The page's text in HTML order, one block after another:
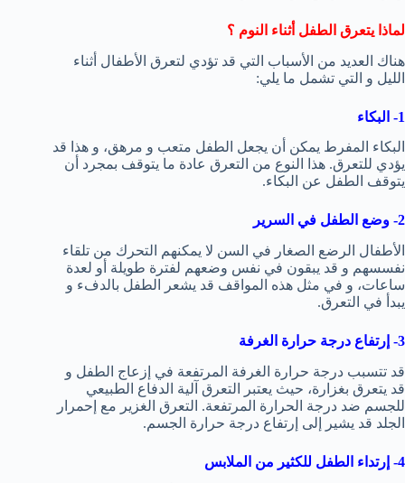
لماذا يتعرق الطفل أثناء النوم ؟
هناك العديد من الأسباب التي قد تؤدي لتعرق الأطفال أثناء
الليل و التي تشمل ما يلي:
1- البكاء
البكاء المفرط يمكن أن يجعل الطفل متعب و مرهق، و هذا قد
يؤدي للتعرق. هذا النوع من التعرق عادة ما يتوقف بمجرد أن
يتوقف الطفل عن البكاء.
2- وضع الطفل في السرير
الأطفال الرضع الصغار في السن لا يمكنهم التحرك من تلقاء
نفسسهم و قد يبقون في نفس وضعهم لفترة طويلة أو لعدة
ساعات، و في مثل هذه المواقف قد يشعر الطفل بالدفء و
يبدأ في التعرق.
3- إرتفاع درجة حرارة الغرفة
قد تتسبب درجة حرارة الغرفة المرتفعة في إزعاج الطفل و
قد يتعرق بغزارة، حيث يعتبر التعرق آلية الدفاع الطبيعي
للجسم ضد درجة الحرارة المرتفعة. التعرق الغزير مع إحمرار
الجلد قد يشير إلى إرتفاع درجة حرارة الجسم.
4- إرتداء الطفل للكثير من الملابس